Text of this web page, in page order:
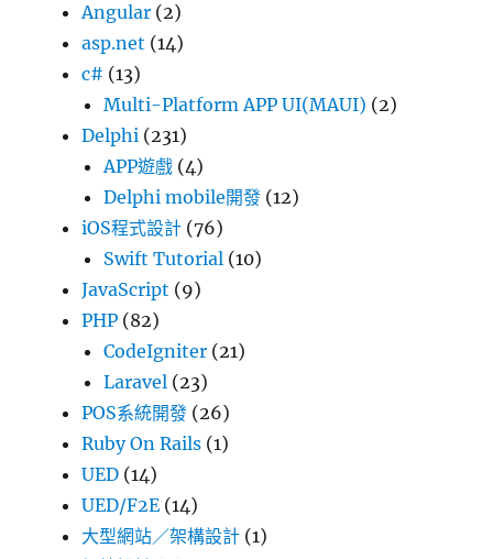
Angular (2)
asp.net (14)
c# (13)
Multi-Platform APP UI(MAUI) (2)
Delphi (231)
APP遊戲 (4)
Delphi mobile開發 (12)
iOS程式設計 (76)
Swift Tutorial (10)
JavaScript (9)
PHP (82)
CodeIgniter (21)
Laravel (23)
POS系統開發 (26)
Ruby On Rails (1)
UED (14)
UED/F2E (14)
大型網站／架構設計 (1)